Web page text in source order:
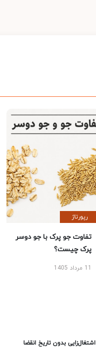
رپورتاژ
تفاوت جو پرک با جو دوسر
پرک چیست؟
11 مرداد 1405
اشتغال‌زایی بدون تاریخ انقضا